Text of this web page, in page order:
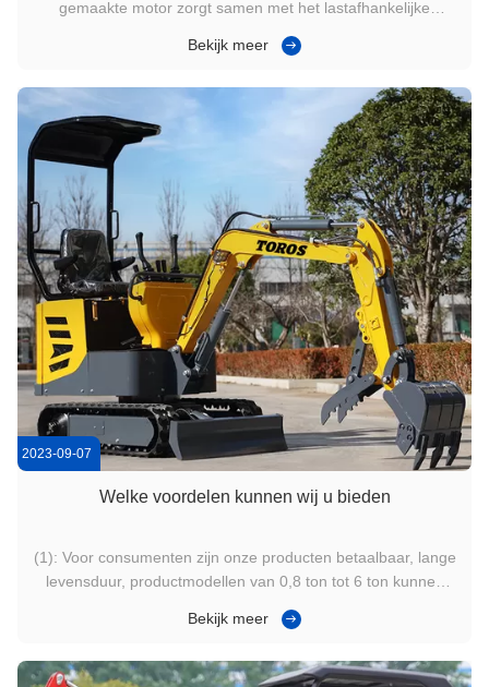
gemaakte motor zorgt samen met het lastafhankelijke
laag brandstofverbruik.Deze compacte graafmachine is
tegelijkertijd het ...
Bekijk meer
2023-09-07
Welke voordelen kunnen wij u bieden
(1): Voor consumenten zijn onze producten betaalbaar, lange
levensduur, productmodellen van 0,8 ton tot 6 ton kunnen
aanpassing(2): Voor leveranciers zullen we u voldoende
na-verkoopservice ...
Bekijk meer